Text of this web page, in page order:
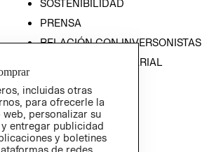
SOSTENIBILIDAD
PRENSA
RELACIÓN CON INVERSONISTAS
POLÍTICA EMPRESARIAL
incluidas otras
para ofrecerle la
personalizar su
entregar publicidad
y boletines
de redes